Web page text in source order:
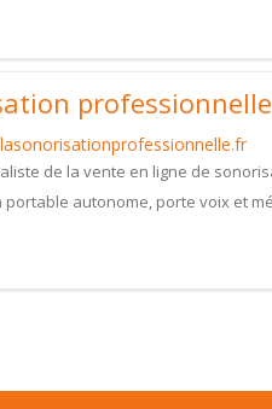
de la vente en ligne de
autonome, porte voix et